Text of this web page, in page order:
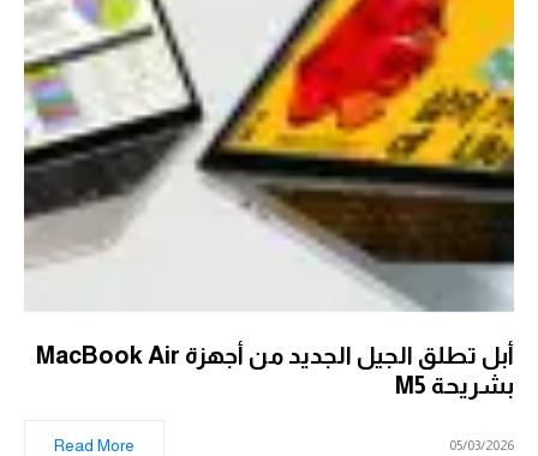
أبل تطلق الجيل الجديد من أجهزة MacBook Air
بشريحة M5
05/03/2026
Read More